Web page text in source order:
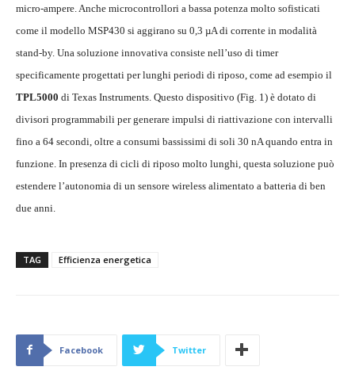
micro-ampere. Anche microcontrollori a bassa potenza molto sofisticati
come il modello MSP430 si aggirano su 0,3 µA di corrente in modalità
stand-by. Una soluzione innovativa consiste nell’uso di timer
specificamente progettati per lunghi periodi di riposo, come ad esempio il
TPL5000 di Texas Instruments. Questo dispositivo (Fig. 1) è dotato di
divisori programmabili per generare impulsi di riattivazione con intervalli
fino a 64 secondi, oltre a consumi bassissimi di soli 30 nA quando entra in
funzione. In presenza di cicli di riposo molto lunghi, questa soluzione può
estendere l’autonomia di un sensore wireless alimentato a batteria di ben
due anni.
TAG Efficienza energetica
Facebook Twitter